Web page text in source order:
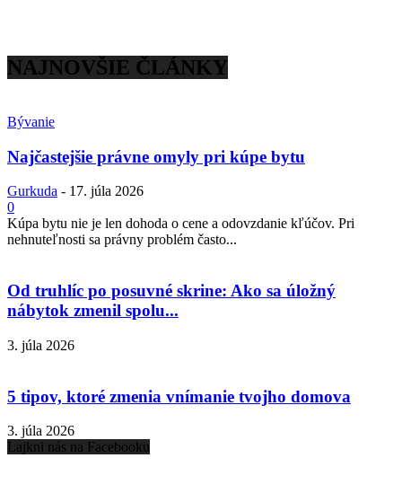
NAJNOVŠIE ČLÁNKY
Bývanie
Najčastejšie právne omyly pri kúpe bytu
Gurkuda - 17. júla 2026
0
Kúpa bytu nie je len dohoda o cene a odovzdanie kľúčov. Pri
nehnuteľnosti sa právny problém často...
Od truhlíc po posuvné skrine: Ako sa úložný
nábytok zmenil spolu...
3. júla 2026
5 tipov, ktoré zmenia vnímanie tvojho domova
3. júla 2026
Lajkni nás na Facebooku